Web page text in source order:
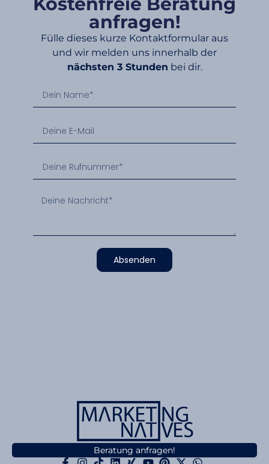
anfragen!
Fülle dieses kurze Kontaktformular aus
und wir melden uns innerhalb der
nächsten 3 Stunden bei dir.
Absenden
Beratung anfragen!